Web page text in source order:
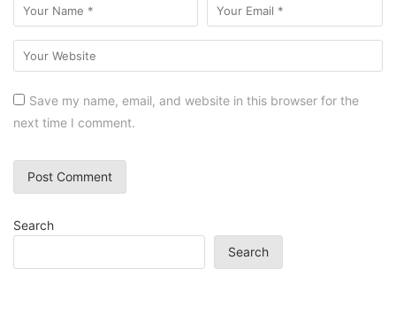
Save my name, email, and website in this browser for the
next time I comment.
Search
Search